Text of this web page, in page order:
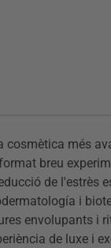
cosmètica més
breu
de l'estrès
i
envolupants i
de luxe i